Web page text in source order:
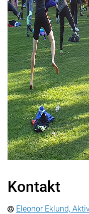
Kontakt
Eleonor Eklund,